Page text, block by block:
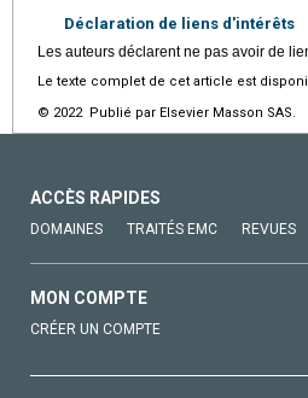
Déclaration de liens d'intérêts
Les auteurs déclarent ne pas avoir de
Le texte complet de cet article est
© 2022 Publié par Elsevier Masson SAS.
ACCÈS RAPIDES
DOMAINES TRAITÉS EMC REVUES
MON COMPTE
CRÉER UN COMPTE